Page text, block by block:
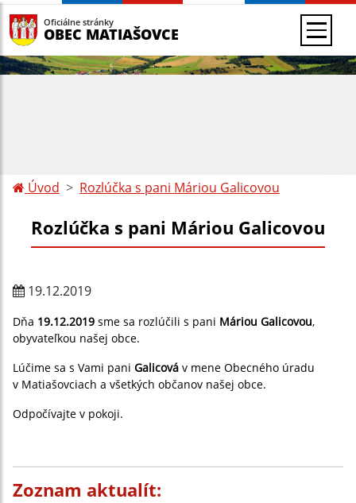
Oficiálne stránky
OBEC MATIAŠOVCE
Úvod Rozlúčka s pani Máriou Galicovou
Rozlúčka s pani Máriou Galicovou
19.12.2019
Dňa 19.12.2019 sme sa rozlúčili s pani Máriou Galicovou,
obyvateľkou našej obce.
Lúčime sa s Vami pani Galicová v mene Obecného úradu
v Matiašovciach a všetkých občanov našej obce.
Odpočívajte v pokoji.
Zoznam aktualít: